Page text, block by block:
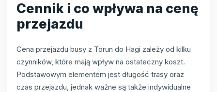
Cennik i co wpływa na cenę
przejazdu
Cena przejazdu busy z Torun do Hagi zależy od kilku
czynników, które mają wpływ na ostateczny koszt.
Podstawowym elementem jest długość trasy oraz
czas przejazdu, jednak ważne są także indywidualne